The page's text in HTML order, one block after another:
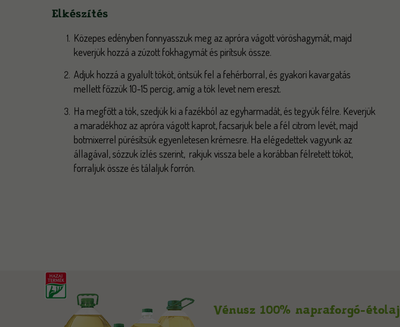
Elkészítés
Közepes edényben fonnyasszuk meg az apróra vágott vöröshagymát, majd
keverjük hozzá a zúzott fokhagymát és pirítsuk össze.
Adjuk hozzá a gyalult tököt, öntsük fel a fehérborral, és gyakori kavargatás
mellett főzzük 10-15 percig, amíg a tök levet nem ereszt.
Ha megfőtt a tök, szedjük ki a fazékból az egyharmadát, és tegyük félre. Keverjük
a maradékhoz az apróra vágott kaprot, facsarjuk bele a fél citrom levét, majd
botmixerrel pürésítsük egyenletesen krémesre. Ha elégedettek vagyunk az
állagával, sózzuk ízlés szerint, rakjuk vissza bele a korábban félretett tököt,
forraljuk össze és tálaljuk forrón.
Vénusz 100% napraforgó-étolaj